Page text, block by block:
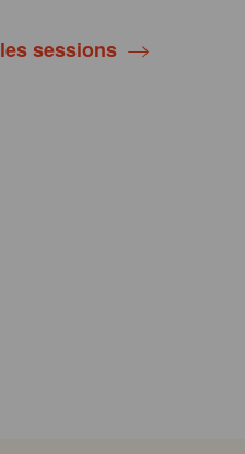
sessions